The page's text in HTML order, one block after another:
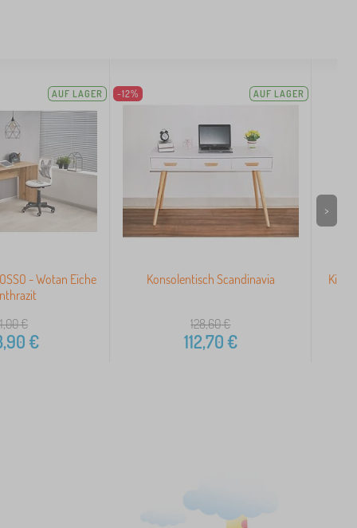
AUF LAGER
- Wotan Eiche
€
€
-12% AUF LAGER
Konsolentisch Scandinavia
128,60€
112,70€
>